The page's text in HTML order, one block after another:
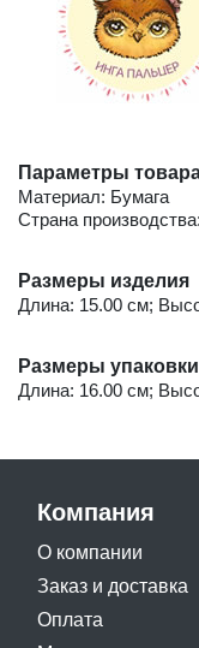
Параметры
Материал: Бумага
Страна
Размеры изделия
Длина: 15.00 см;
Размеры упаковки
Длина: 16.00 см;
Компания
О компании
Заказ и доставка
Оплата